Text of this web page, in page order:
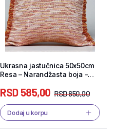
Ukrasna jastučnica 50x50cm
Resa – Narandžasta boja –
RSD650,00
RSD585,00
Dodaj u korpu